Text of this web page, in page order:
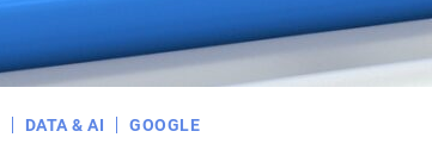
DATA & AI GOOGLE